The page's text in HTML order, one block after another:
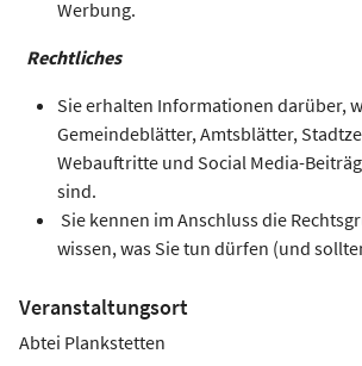
Werbung.
Rechtliches
Sie erhalten Informationen darüber,
Gemeindeblätter, Amtsblätter,
Webauftritte und Social Media-
sind.
Sie kennen im Anschluss die
wissen, was Sie tun dürfen (und
Veranstaltungsort
Abtei Plankstetten